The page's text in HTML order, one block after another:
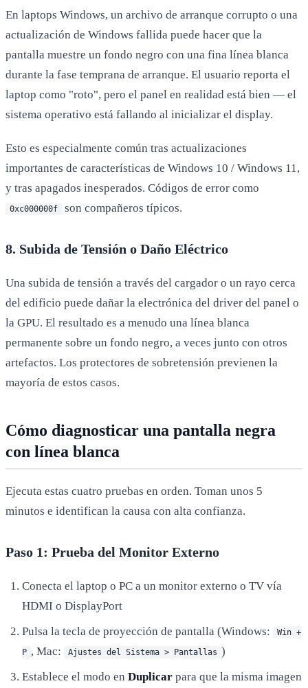
En laptops Windows, un archivo de arranque corrupto o una
actualización de Windows fallida puede hacer que la
pantalla muestre un fondo negro con una fina línea blanca
durante la fase temprana de arranque. El usuario reporta el
laptop como "roto", pero el panel en realidad está bien — el
sistema operativo está fallando al inicializar el display.
Esto es especialmente común tras actualizaciones
importantes de características de Windows 10 / Windows 11,
y tras apagados inesperados. Códigos de error como
0xc000000f son compañeros típicos.
8. Subida de Tensión o Daño Eléctrico
Una subida de tensión a través del cargador o un rayo cerca
del edificio puede dañar la electrónica del driver del panel o
la GPU. El resultado es a menudo una línea blanca
permanente sobre un fondo negro, a veces junto con otros
artefactos. Los protectores de sobretensión previenen la
mayoría de estos casos.
Cómo diagnosticar una pantalla negra
con línea blanca
Ejecuta estas cuatro pruebas en orden. Toman unos 5
minutos e identifican la causa con alta confianza.
Paso 1: Prueba del Monitor Externo
Conecta el laptop o PC a un monitor externo o TV vía
HDMI o DisplayPort
Pulsa la tecla de proyección de pantalla (Windows:
Win +
P , Mac: Ajustes del Sistema > Pantallas )
Establece el modo en Duplicar para que la misma imagen